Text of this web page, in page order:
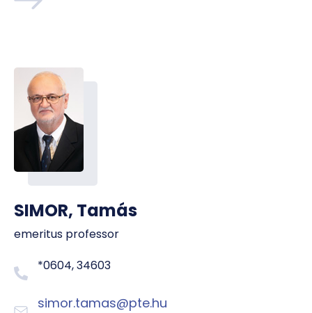
SIMOR, Tamás
emeritus professor
*0604, 34603
simor.tamas@pte.hu